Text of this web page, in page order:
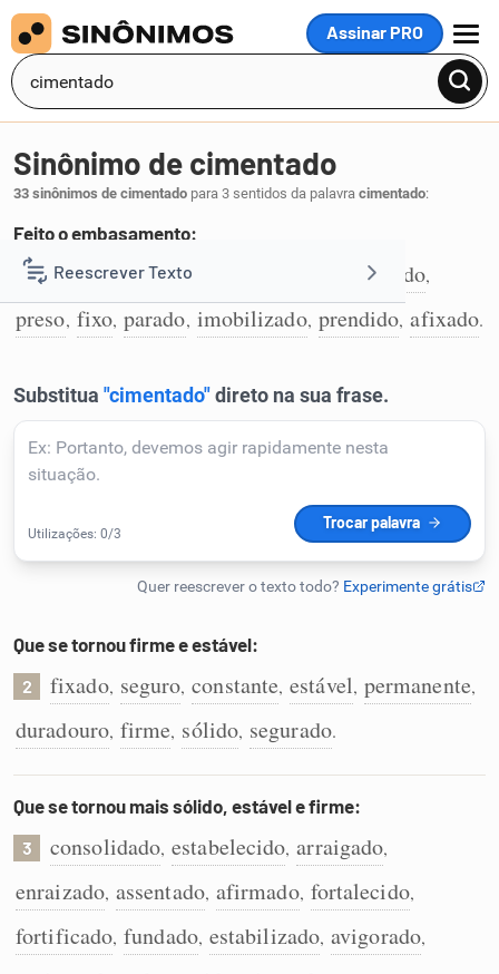
Assinar PRO
MENU
Reescrever Texto
Resumir Texto
Corrigir Texto
Detector de IA
Humanizador de IA
Cata-letras
Conexões
Caça-palavras
Dicionário
Sinônimos
Sinônimo de cimentado
33 sinônimos de cimentado para 3 sentidos da palavra cimentado:
Feito o embasamento:
1 embasado,alicerçado firmado,
preso, fixo, parado, imobilizado, prendido, afixado.
Que se tornou firme e estável:
2 fixado, seguro, constante, estável, permanente,
duradouro, firme, sólido, segurado.
Que se tornou mais sólido, estável e firme:
3 consolidado, estabelecido, arraigado,
enraizado, assentado, afirmado, fortalecido,
fortificado, fundado, estabilizado, avigorado,